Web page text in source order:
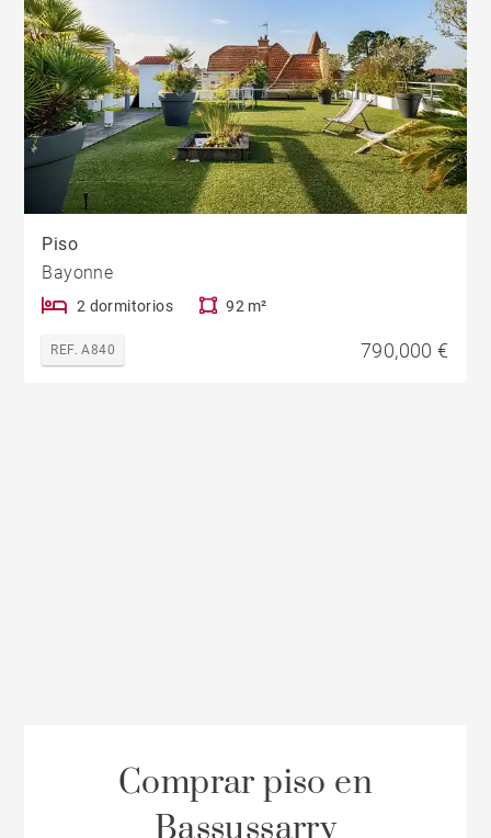
Piso
Bayonne
2 dormitorios 92 m²
REF. A840 790,000 €
Comprar piso en
Bassussarry